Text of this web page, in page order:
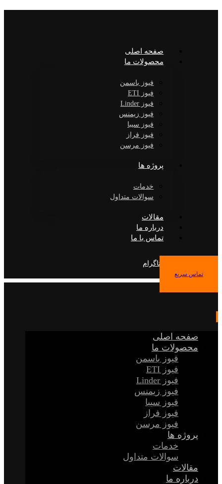
صفحه اصلی
محصولات ما
فیوز باسمن
فیوز ETI
فیوز Linder
فیوز زیمنس
فیوز سیبا
فیوز فراز
فیوز مرسن
پروژه ها
خدمات
سوالات متداول
مقالات
درباره ما
تماس با ما
اینستاگرام
تماس سریع
صفحه اصلی
محصولات ما
فیوز باسمن
فیوز ETI
فیوز Linder
فیوز زیمنس
فیوز سیبا
فیوز فراز
فیوز مرسن
پروژه ها
خدمات
سوالات متداول
مقالات
درباره ما